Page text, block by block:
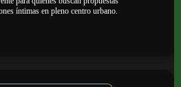
íntimas en pleno centro urbano.